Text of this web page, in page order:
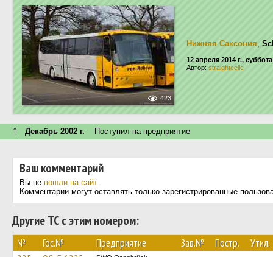
423
Нижняя Саксония,
12 апреля 2014 г., суббота
Автор: straightcelle
↑ Декабрь 2002 г. Поступил на предприятие
Ваш комментарий
Вы не вошли на сайт.
Комментарии могут оставлять только зарегистрированные
Другие ТС с этим номером:
№ Гос.№ Предприятие Зав.№ Постр. Утил.